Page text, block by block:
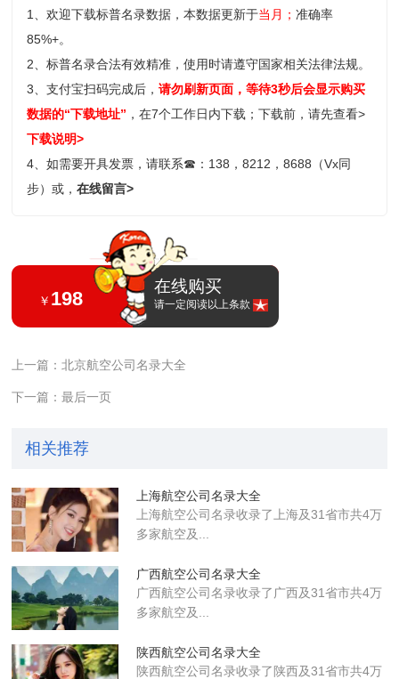
1、欢迎下载标普名录数据，本数据更新于当月；准确率
85%+。
2、标普名录合法有效精准，使用时请遵守国家相关法律法规。
3、支付宝扫码完成后，请勿刷新页面，等待3秒后会显示购买
数据的“下载地址” ，在7个工作日内下载；下载前，请先查看>
下载说明>
4、如需要开具发票，请联系☎ ：138，8212，8688（Vx同
步）或，在线留言>
￥ 198
在线购买
请一定阅读以上条款
上一篇：北京航空公司名录大全
下一篇：最后一页
相关推荐
上海航空公司名录大全
上海航空公司名录收录了上海及31省市共4万
多家航空及...
广西航空公司名录大全
广西航空公司名录收录了广西及31省市共4万
多家航空及...
陕西航空公司名录大全
陕西航空公司名录收录了陕西及31省市共4万